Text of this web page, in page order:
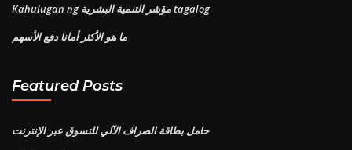
Kahulugan ng مؤشر التنمية البشرية tagalog
ما هو الأكثر أمانا دفع الأسهم
Featured Posts
حامل بطاقة الصراف الآلي للتسوق عبر الإنترنت